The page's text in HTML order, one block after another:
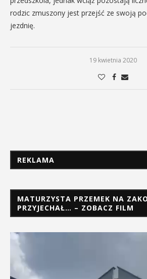
rodzic zmuszony jest przejść ze swoją
jezdnię.
19 kwietnia 2020
REKLAMA
MATURZYSTA PRZEMEK NA
PRZYJECHAŁ… – ZOBACZ FILM
Odtwarzacz